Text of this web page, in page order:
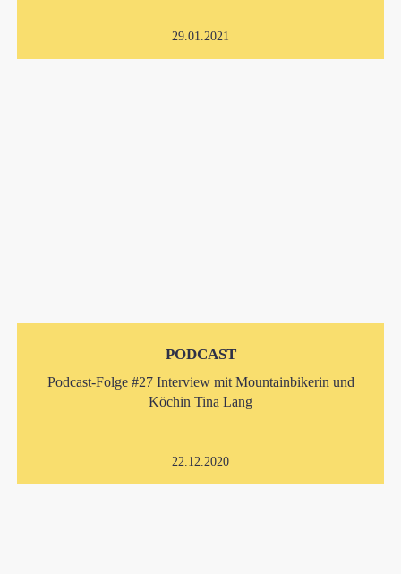
29.01.2021
PODCAST
Podcast-Folge #27 Interview mit Mountainbikerin und
Köchin Tina Lang
22.12.2020